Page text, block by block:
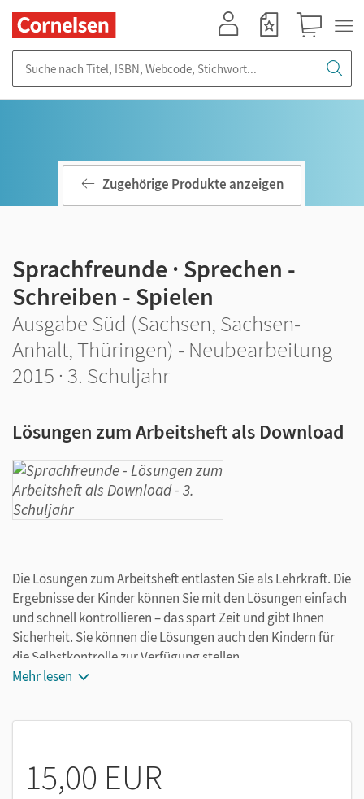
Zugehörige Produkte anzeigen
Sprachfreunde · Sprechen -
Schreiben - Spielen
Ausgabe Süd (Sachsen, Sachsen-
Anhalt, Thüringen) - Neubearbeitung
2015 · 3. Schuljahr
Lösungen zum Arbeitsheft als Download
Die Lösungen zum Arbeitsheft entlasten Sie als Lehrkraft. Die
Ergebnisse der Kinder können Sie mit den Lösungen einfach
und schnell kontrollieren – das spart Zeit und gibt Ihnen
Sicherheit. Sie können die Lösungen auch den Kindern für
die Selbstkontrolle zur Verfügung stellen.
Mehr lesen
15,00 EUR